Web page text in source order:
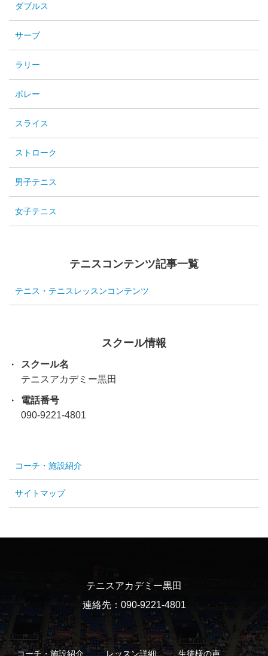
ダブルス
サーブ
ラリー
ボレー
スライス
ストローク
男子テニス
女子テニス
テニスコンテンツ記事一覧
テニス・テニスレッスンコンテンツ
スクール情報
スクール名
テニスアカデミー黒田
電話番号
090-9221-4801
コーチ・施設紹介
サイトマップ
テニスアカデミー黒田
連絡先：090-9221-4801
コーチ・施設紹介 レッスン詳細 生徒様の声